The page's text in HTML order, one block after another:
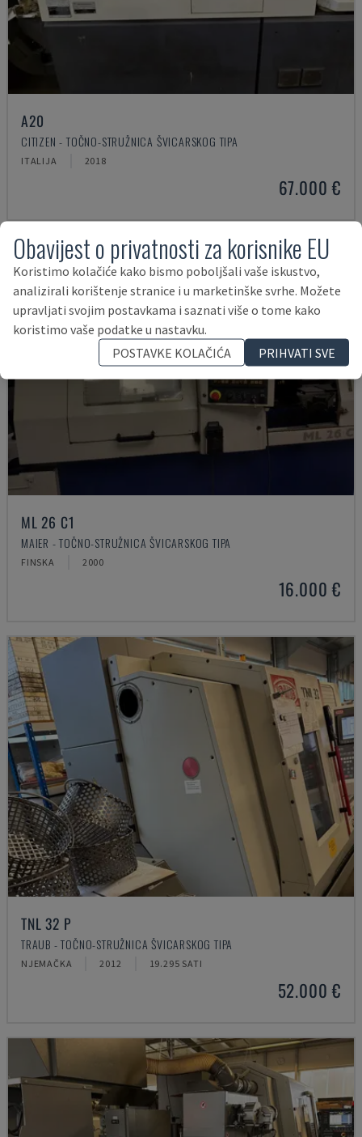
A20
CITIZEN - TOČNO-STRUŽNICA ŠVICARSKOG TIPA
ITALIJA 2018
67.000 €
ML 26 C1
MAIER - TOČNO-STRUŽNICA ŠVICARSKOG TIPA
FINSKA 2000
16.000 €
TNL 32 P
TRAUB - TOČNO-STRUŽNICA ŠVICARSKOG TIPA
NJEMAČKA 2012 19.295 SATI
52.000 €
Obavijest o privatnosti za korisnike EU
Koristimo kolačiće kako bismo poboljšali vaše iskustvo,
analizirali korištenje stranice i u marketinške svrhe. Možete
upravljati svojim postavkama i saznati više o tome kako
koristimo vaše podatke u nastavku.
POSTAVKE KOLAČIĆA
PRIHVATI SVE